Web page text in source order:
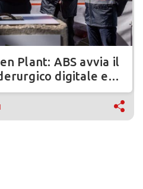
Plant: ABS avvia il
digitale e